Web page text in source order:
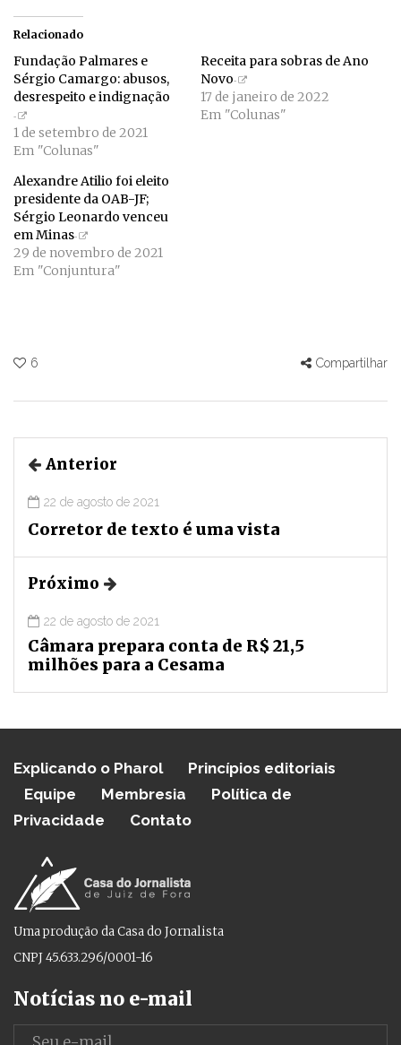
Relacionado
Fundação Palmares e
Sérgio Camargo: abusos,
desrespeito e indignação
1 de setembro de 2021
Em "Colunas"
Receita para sobras de Ano
Novo
17 de janeiro de 2022
Em "Colunas"
Alexandre Atilio foi eleito
presidente da OAB-JF;
Sérgio Leonardo venceu
em Minas
29 de novembro de 2021
Em "Conjuntura"
6 Compartilhar
Anterior
22 de agosto de 2021
Corretor de texto é uma vista
Próximo
22 de agosto de 2021
Câmara prepara conta de R$ 21,5
milhões para a Cesama
Explicando o Pharol
Princípios editoriais
Equipe
Membresia
Política de
Privacidade
Contato
Uma produção da Casa do Jornalista
CNPJ 45.633.296/0001-16
Notícias no e-mail